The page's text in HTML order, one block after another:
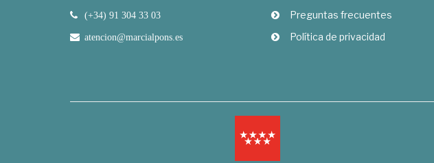
(+34) 91 304 33 03
atencion@marcialpons.es
Preguntas frecuentes
Política de privacidad